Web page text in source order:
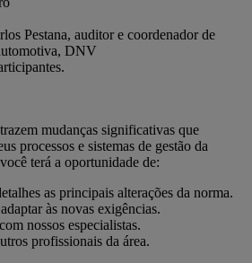
Pestana, auditor e coordenador de
DNV
mudanças significativas que
processos e sistemas de gestão da
terá a oportunidade de:
as principais alterações da norma.
às novas exigências.
nossos especialistas.
profissionais da área.